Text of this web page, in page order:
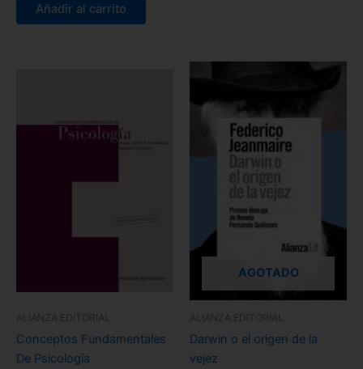
Añadir al carrito
ALIANZA EDITORIAL
Conceptos Fundamentales
De Psicología
AGOTADO
ALIANZA EDITORIAL
Darwin o el origen de la
vejez